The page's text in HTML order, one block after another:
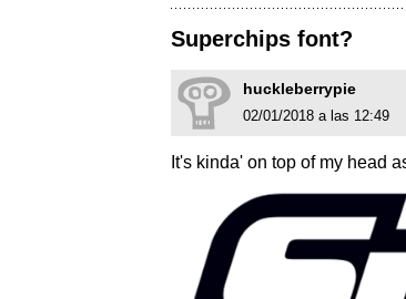
Superchips font?
huckleberrypie
02/01/2018 a las 12:49
It's kinda' on top of my head